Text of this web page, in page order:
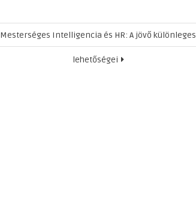
Mesterséges Intelligencia és HR: A jövő különleges
lehetőségei